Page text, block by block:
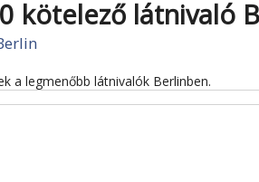
kötelező látnivaló
a legmenőbb látnivalók Berlinben.